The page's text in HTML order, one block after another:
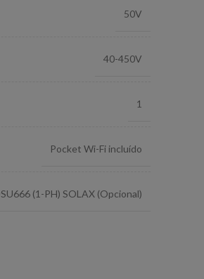
50V
40-450V
1
Pocket Wi-Fi incluído
(1-PH) SOLAX (Opcional)